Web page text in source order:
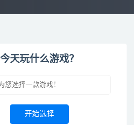
今天玩什么游戏？
开始选择